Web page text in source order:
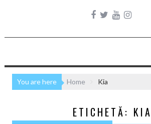
You are here Home Kia
ETICHETĂ: KIA